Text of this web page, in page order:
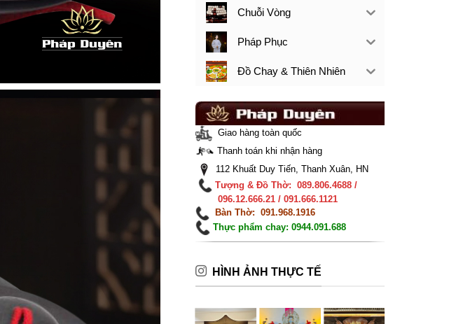
Chuỗi Vòng
Pháp Phục
Đồ Chay & Thiên Nhiên
Giao hàng toàn quốc
Thanh toán khi nhận hàng
112 Khuất Duy Tiến, Thanh Xuân, HN
Tượng & Đồ Thờ: 089.806.4688 /
096.12.666.21 / 091.666.1121
Bàn Thờ: 091.968.1916
Thực phẩm chay: 0944.091.688
HÌNH ẢNH THỰC TẾ